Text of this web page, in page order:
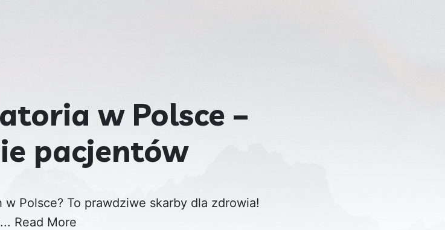
w Polsce –
pacjentów
w Polsce? To prawdziwe skarby dla zdrowia!
Read More